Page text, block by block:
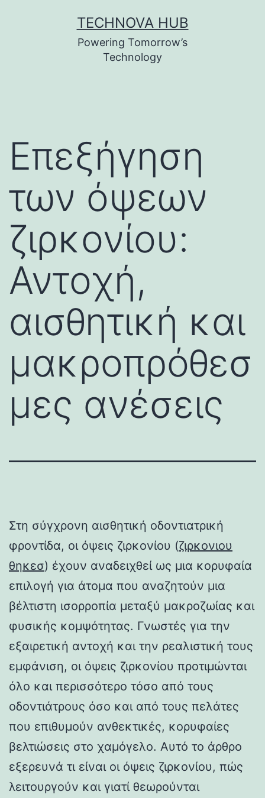
TECHNOVA HUB
Powering Tomorrow’s
Technology
Επεξήγηση
των όψεων
ζιρκονίου:
Αντοχή,
αισθητική και
μακροπρόθεσ
μες ανέσεις
Στη σύγχρονη αισθητική οδοντιατρική
φροντίδα, οι όψεις ζιρκονίου (ζιρκονιου
θηκεσ) έχουν αναδειχθεί ως μια κορυφαία
επιλογή για άτομα που αναζητούν μια
βέλτιστη ισορροπία μεταξύ μακροζωίας και
φυσικής κομψότητας. Γνωστές για την
εξαιρετική αντοχή και την ρεαλιστική τους
εμφάνιση, οι όψεις ζιρκονίου προτιμώνται
όλο και περισσότερο τόσο από τους
οδοντιάτρους όσο και από τους πελάτες
που επιθυμούν ανθεκτικές, κορυφαίες
βελτιώσεις στο χαμόγελο. Αυτό το άρθρο
εξερευνά τι είναι οι όψεις ζιρκονίου, πώς
λειτουργούν και γιατί θεωρούνται